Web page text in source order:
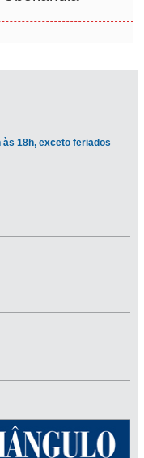
18h, exceto feriados